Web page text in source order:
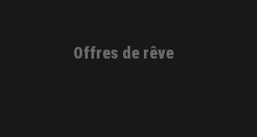
Offres de rêve